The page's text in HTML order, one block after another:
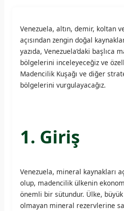
Venezuela, altın, demir, koltan
açısından zengin doğal
yazıda, Venezuela’daki başlıca
bölgelerini inceleyeceğiz ve
Madencilik Kuşağı ve diğer
bölgelerini vurgulayacağız.
1. Giriş
Venezuela, mineral kaynakları
olup, madencilik ülkenin
önemli bir sütundur. Ülke,
olmayan mineral rezervlerine